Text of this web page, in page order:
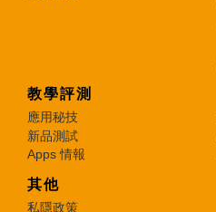
教學評測
應用秘技
新品測試
Apps 情報
其他
私隱政策